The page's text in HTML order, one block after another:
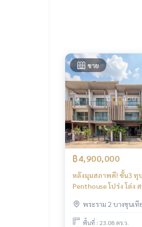
HOME - REAL ESTATE
บริษัทอสังหาฯ มืออาชีพ
ที่จะช่วยให้การซื้อขาย ลง
ด้วยทีมงานและประสบกา
✨ เราดูแลเรื่องสินเชื่อ ให้
พร้อมดอกเบี้ยพิเศษ เฉพ
ให้คำแนะนำเชิงลึกโดยผู้
✨ เราดูแลรับ ‘ฝากขาย’ ไ
ช่วยวางแผน ให้ข้อมูล รัก
ขาย
฿4,900,000
หลังมุมสภาพดี! ชั้น3 ทุ
Penthouse โปร่ง โล่ง
3 ห้องนอน (ขาย),
Rama 2 Soi 30 / 3
พระราม 2 บางขุนเที
พื้นที่ : 23.08 ตร.ว.